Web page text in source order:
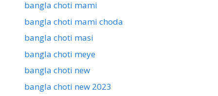
bangla choti mami
bangla choti mami choda
bangla choti masi
bangla choti meye
bangla choti new
bangla choti new 2023